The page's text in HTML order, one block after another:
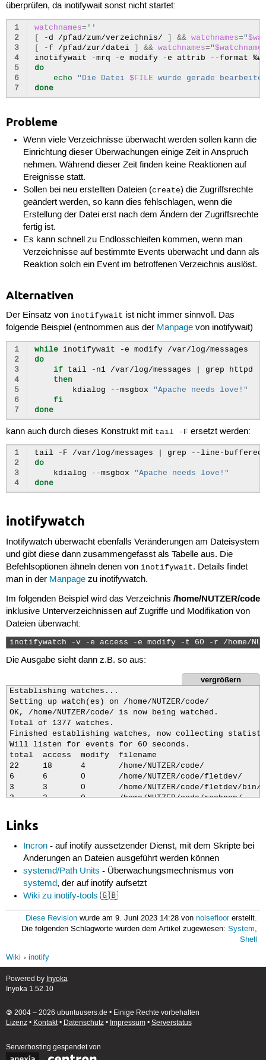
überprüfen, da inotifywait sonst nicht startet:
1
2
3
4
5
6
7
watchnames= ''
[
-d /pfad/zum/verzeichnis/ ] && watchnames="
[
-f /pfad/zur/datei ] && watchnames="
inotifywait
-mrq -e modify -e attrib --format
do
echo
"Die Datei $FILE wurde gerade
done
Probleme
Wenn viele Verzeichnisse überwacht werden sollen kann die
Einrichtung dieser Überwachungen einige Zeit in Anspruch
nehmen. Während dieser Zeit finden keine Reaktionen auf
Ereignisse statt.
Sollen bei neu erstellten Dateien (create) die Zugriffsrechte
geändert werden, so kann dies fehlschlagen, wenn die
Erstellung der Datei erst nach dem Ändern der Zugriffsrechte
fertig ist.
Es kann schnell zu Endlosschleifen kommen, wenn man
Verzeichnisse auf bestimmte Events überwacht und dann als
Reaktion solch ein Event im betroffenen Verzeichnis auslöst.
Alternativen
Der Einsatz von inotifywait ist nicht immer sinnvoll. Das
folgende Beispiel (entnommen aus der Manpagevon inotifywait)
1
2
3
4
5
6
7
while inotifywait -e modify
do
if
tail -n1 /var/log/messages grep
then
kdialog
--msgbox
"Apache needs love!"
fi
done
kann auch durch dieses Konstrukt mit tail -F ersetzt werden:
1
2
3
4
tail -F /var/log/messages grep
--line-buffered
do
kdialog
--msgbox
"Apache needs love!"
done
inotifywatch
Inotifywatch überwacht ebenfalls Veränderungen am Dateisystem
und gibt diese dann zusammengefasst als Tabelle aus. Die
Befehlsoptionen ähneln denen von inotifywait. Details findet
man in der Manpagezu inotifywatch.
Im folgenden Beispiel wird das Verzeichnis /home/NUTZER/code
inklusive Unterverzeichnissen auf Zugriffe und Modifikation von
Dateien überwacht:
inotifywatch -v -e access -e modify -t 60 -r /home/
Die Ausgabe sieht dann z.B. so aus:
vergrößern
Establishing watches...
Setting up watch(es) on /home/NUTZER/code/
OK, /home/NUTZER/code/ is now being watched.
Total of 1377 watches.
Finished establishing watches, now collecting
Will listen for events for 60 seconds.
total  access  modify  filename
22     18      4       /home/NUTZER/code/
6      6       0       /home/NUTZER/code/fletdev/
3      3       0       /home/NUTZER/code/fletdev/bin/
2      2       0       /home/NUTZER/code/rechnen/
Links
Incron - auf inotify aussetzender Dienst, mit dem Skripte bei
Änderungen an Dateien ausgeführt werden können
systemd/Path Units - Überwachungsmechnismus von
systemd, der auf inotify aufsetzt
Wiki zu inotify-tools 🇬🇧
Diese Revision wurde am 9. Juni 2023 14:28 vonnoisefloorerstellt.
Die folgenden Schlagworte wurden dem Artikel zugewiesen:System,
Shell
Wiki
inotify
Powered by Inyoka
Inyoka 1.52.10
🄯 2004 – 2026 ubuntuusers.de • Einige Rechte vorbehalten
Lizenz• Kontakt• Datenschutz• Impressum• Serverstatus
Serverhosting gespendet von